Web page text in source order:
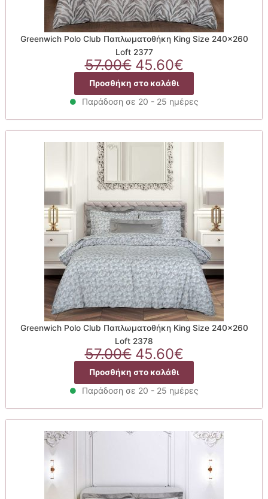
Greenwich Polo Club Παπλωματοθήκη King Size 240×260
Loft 2377
57.00€ Original
price
was:
57.00€.
45.60€Η
τρέχουσα
τιμή
είναι:
45.60€.
Προσθήκη στο καλάθι
Παράδοση σε 20 - 25 ημέρες
Greenwich Polo Club Παπλωματοθήκη King Size 240×260
Loft 2378
57.00€ Original
price
was:
57.00€.
45.60€Η
τρέχουσα
τιμή
είναι:
45.60€.
Προσθήκη στο καλάθι
Παράδοση σε 20 - 25 ημέρες